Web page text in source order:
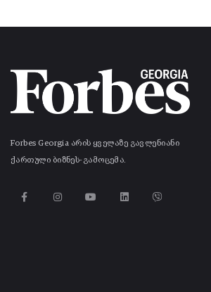
Forbes Georgia არის ყველაზე გავლენიანი
ქართული ბიზნეს-გამოცემა.